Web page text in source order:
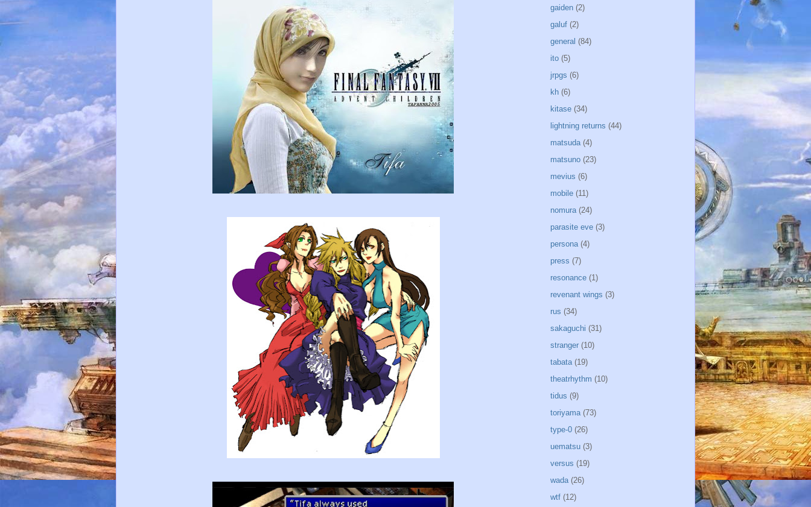
gaiden (2)
galuf (2)
general (84)
ito (5)
jrpgs (6)
kh (6)
kitase (34)
lightning returns (44)
matsuda (4)
matsuno (23)
mevius (6)
mobile (11)
nomura (24)
parasite eve (3)
persona (4)
press (7)
resonance (1)
revenant wings (3)
rus (34)
sakaguchi (31)
stranger (10)
tabata (19)
theatrhythm (10)
tidus (9)
toriyama (73)
type-0 (26)
uematsu (3)
versus (19)
wada (26)
wtf (12)